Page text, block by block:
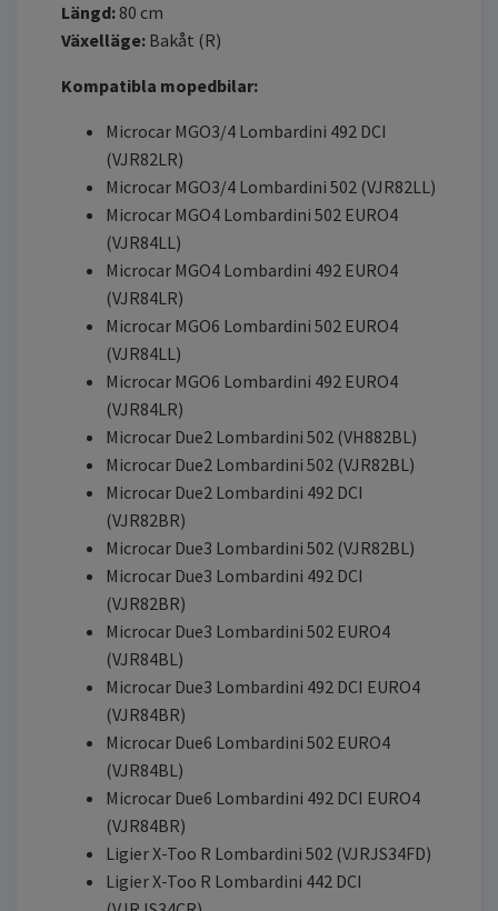
Längd: 80 cm
Växelläge: Bakåt (R)
Kompatibla mopedbilar:
Microcar MGO3/4 Lombardini 492 DCI
(VJR82LR)
Microcar MGO3/4 Lombardini 502 (VJR82LL)
Microcar MGO4 Lombardini 502 EURO4
(VJR84LL)
Microcar MGO4 Lombardini 492 EURO4
(VJR84LR)
Microcar MGO6 Lombardini 502 EURO4
(VJR84LL)
Microcar MGO6 Lombardini 492 EURO4
(VJR84LR)
Microcar Due2 Lombardini 502 (VH882BL)
Microcar Due2 Lombardini 502 (VJR82BL)
Microcar Due2 Lombardini 492 DCI
(VJR82BR)
Microcar Due3 Lombardini 502 (VJR82BL)
Microcar Due3 Lombardini 492 DCI
(VJR82BR)
Microcar Due3 Lombardini 502 EURO4
(VJR84BL)
Microcar Due3 Lombardini 492 DCI EURO4
(VJR84BR)
Microcar Due6 Lombardini 502 EURO4
(VJR84BL)
Microcar Due6 Lombardini 492 DCI EURO4
(VJR84BR)
Ligier X-Too R Lombardini 502 (VJRJS34FD)
Ligier X-Too R Lombardini 442 DCI